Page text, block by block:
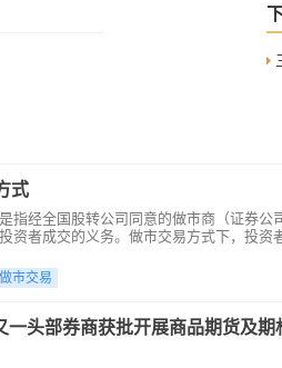
式
指经全国股转公司同意的做市商（证券
资者成交的义务。做市交易方式下，投资
做市交易
一头部券商获批开展商品期货及期